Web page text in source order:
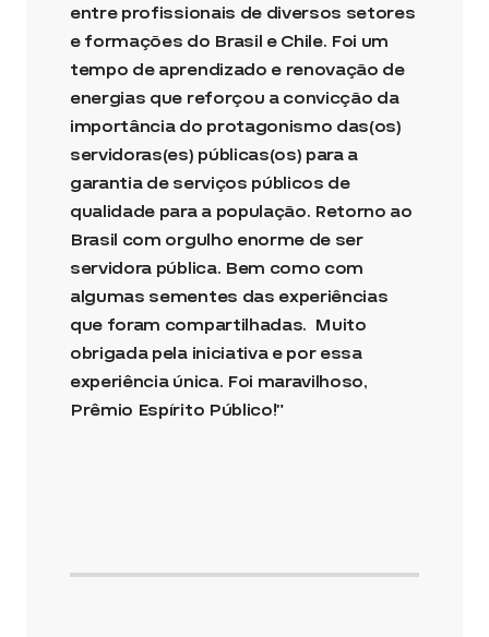
entre profissionais de diversos setores
e formações do Brasil e Chile. Foi um
tempo de aprendizado e renovação de
energias que reforçou a convicção da
importância do protagonismo das(os)
servidoras(es) públicas(os) para a
garantia de serviços públicos de
qualidade para a população. Retorno ao
Brasil com orgulho enorme de ser
servidora pública. Bem como com
algumas sementes das experiências
que foram compartilhadas. Muito
obrigada pela iniciativa e por essa
experiência única. Foi maravilhoso,
Prêmio Espírito Público!”